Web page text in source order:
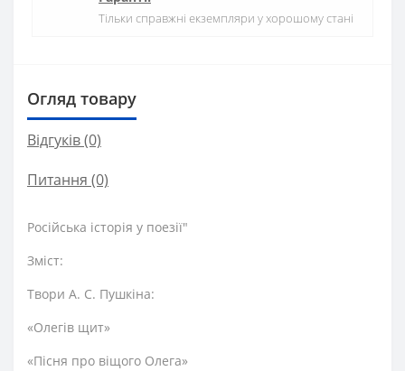
Тільки справжні екземпляри у хорошому стані
Огляд товару
Відгуків (0)
Питання (0)
Російська історія у поезії"
Зміст:
Твори А. С. Пушкіна:
«Олегів щит»
«Пісня про віщого Олега»